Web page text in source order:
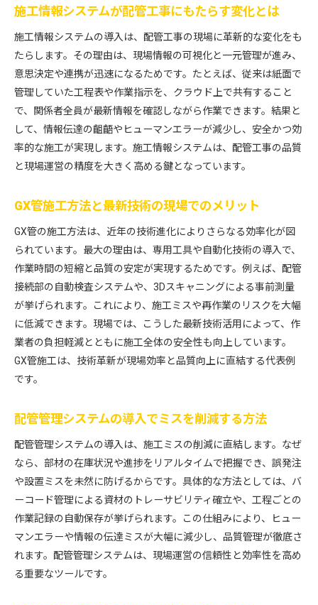
施工情報システムが配管工事にもたらす変化とは
施工情報システムの導入は、配管工事の現場に革新的な変化をも
たらします。その理由は、現場情報の可視化と一元管理が進み、
意思決定や連携が迅速になるためです。たとえば、従来は紙面で
管理していた工程表や作業指示を、クラウド上で共有すること
で、関係者全員が最新情報を確認しながら作業できます。結果と
して、情報伝達の齟齬やヒューマンエラーが減少し、安全かつ効
率的な施工が実現します。施工情報システムは、配管工事の品質
と現場運営の精度を大きく高める鍵となっています。
GX管施工方法と最新技術の現場でのメリット
GX管の施工方法は、近年の技術進化によりさらなる効率化が図
られています。最大の理由は、専用工具や自動化技術の導入で、
作業時間の短縮と品質の安定が実現するためです。例えば、配管
接続部の自動検査システムや、3Dスキャニングによる事前測量
が挙げられます。これにより、施工ミスや再作業のリスクを大幅
に低減できます。現場では、こうした最新技術活用によって、作
業者の負担軽減とともに施工全体の安全性も向上しています。
GX管施工は、技術革新が現場効率と品質向上に直結する代表例
です。
配管管理システムの導入でミスを削減する方法
配管管理システムの導入は、施工ミスの削減に直結します。なぜ
なら、部材の在庫状況や進捗をリアルタイムで把握でき、誤発注
や設置ミスを未然に防げるからです。具体的な方法としては、バ
ーコード管理による資材のトレーサビリティ確立や、工程ごとの
作業記録の自動保存が挙げられます。この仕組みにより、ヒュー
マンエラーや情報の伝達ミスが大幅に減少し、品質管理が徹底さ
れます。配管管理システムは、現場運営の信頼性と効率性を高め
る重要なツールです。